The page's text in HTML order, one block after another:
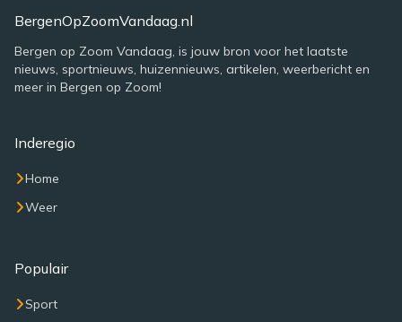
BergenOpZoomVandaag.nl
Bergen op Zoom Vandaag, is jouw bron voor het laatste
nieuws, sportnieuws, huizennieuws, artikelen, weerbericht en
meer in Bergen op Zoom!
Inderegio
Home
Weer
Populair
Sport